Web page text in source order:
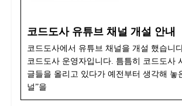
코드도사 유튜브 채널 개설 안내
코드도사에서 유튜브 채널을 개설 했습니
코드도사 운영자입니다. 틈틈히 코드도사
글들을 올리고 있다가 예전부터 생각해 놓
널”을